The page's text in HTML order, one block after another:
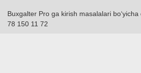
Buxgalter Pro ga kirish masalalari boʻyicha
78 150 11 72